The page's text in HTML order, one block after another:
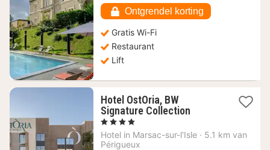
Ontgrendel korting
Gratis Wi-Fi
Restaurant
Lift
Hotel OstOria, BW
Signature Collection1
vanaf
, 4 Sterren
Hotel in Marsac-sur-l'Isle · 5.1 km van
Périgueux